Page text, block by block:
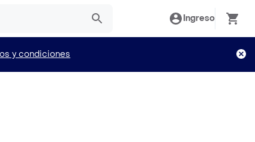
Ingreso
y condiciones